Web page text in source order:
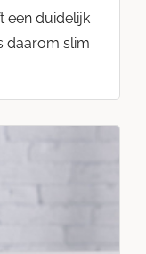
een duidelijk
daarom slim